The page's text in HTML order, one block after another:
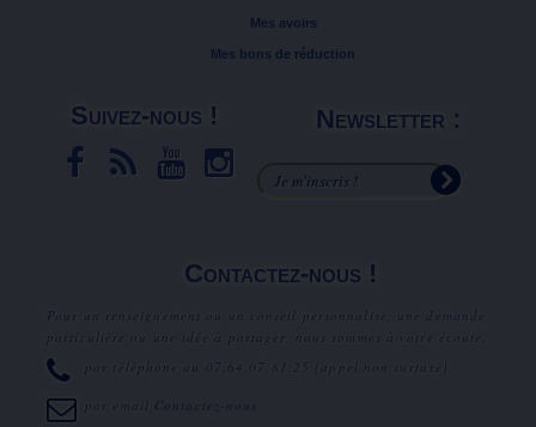
Mes avoirs
Mes bons de réduction
Suivez-nous ! Newsletter :
Contactez-nous !
Pour un renseignement ou un conseil personnalisé, une demande
particulière ou une idée à partager, nous sommes à votre écoute.
par téléphone au
07.64.07.81.25 (appel non surtaxé).
par email Contactez-nous